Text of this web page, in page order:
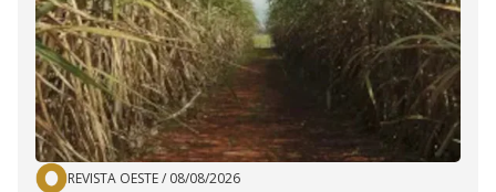
REVISTA OESTE/ 08/08/2026